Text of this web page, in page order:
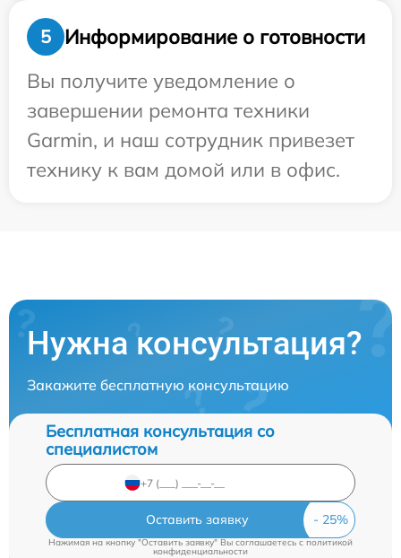
5
Информирование о готовности
Вы получите уведомление о
завершении ремонта техники
Garmin, и наш сотрудник привезет
технику к вам домой или в офис.
Нужна консультация?
Закажите бесплатную консультацию
Бесплатная консультация со
специалистом
Оставить заявку
Нажимая на кнопку "Оставить заявку" Вы соглашаетесь cполитикой
конфиденциальности